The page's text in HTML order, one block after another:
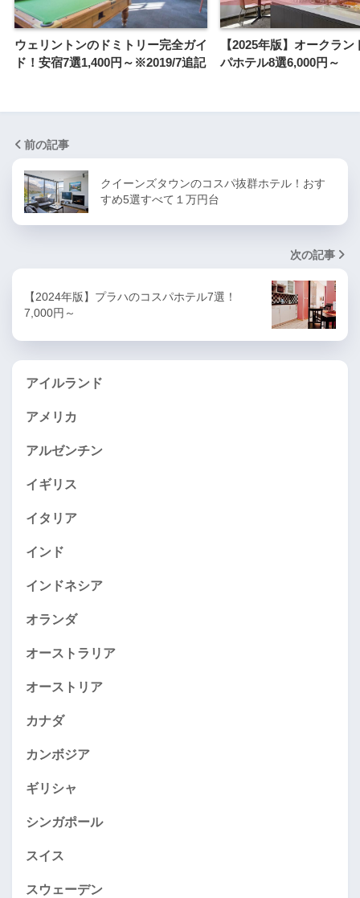
ウェリントンのドミトリー完全ガイ
ド！安宿7選1,400円～※2019/7追記
【2025年版】オークラン
パホテル8選6,000円～
前の記事
クイーンズタウンのコスパ抜群ホテル！おす
すめ5選すべて１万円台
次の記事
【2024年版】プラハのコスパホテル7選！
7,000円～
アイルランド
アメリカ
アルゼンチン
イギリス
イタリア
インド
インドネシア
オランダ
オーストラリア
オーストリア
カナダ
カンボジア
ギリシャ
シンガポール
スイス
スウェーデン